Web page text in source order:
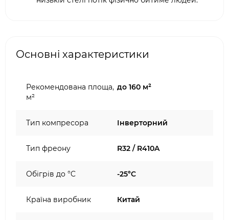
Основні характеристики
Рекомендована площа,
м²
до 160 м²
Тип компресора Інверторний
Тип фреону R32 / R410A
Обігрів до °C -25°C
Країна виробник Китай